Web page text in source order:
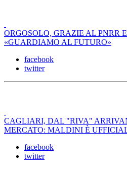
ORGOSOLO, GRAZIE AL PNRR
«GUARDIAMO AL FUTURO»
facebook
twitter
CAGLIARI, DAL "RIVA"
MERCATO: MALDINI È
facebook
twitter